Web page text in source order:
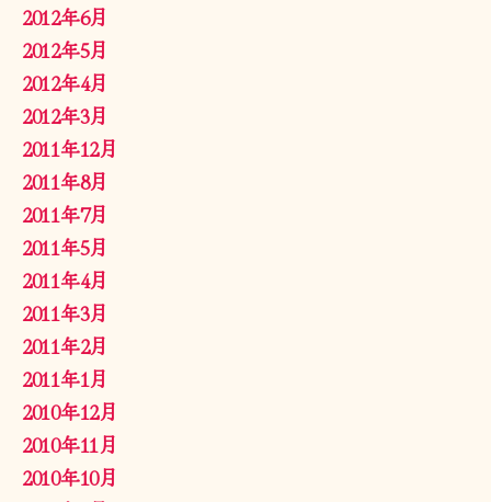
2012年6月
2012年5月
2012年4月
2012年3月
2011年12月
2011年8月
2011年7月
2011年5月
2011年4月
2011年3月
2011年2月
2011年1月
2010年12月
2010年11月
2010年10月